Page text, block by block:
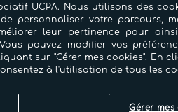
UCPA. Nous utilisons des
personnaliser votre parcours,
leur pertinence pour
pouvez modifier vos
sur "Gérer mes cookies". En
à l'utilisation de tous les
Gérer mes